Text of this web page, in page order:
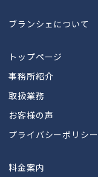
ブランシェについて
トップページ
事務所紹介
取扱業務
お客様の声
プライバシーポリシー
料金案内